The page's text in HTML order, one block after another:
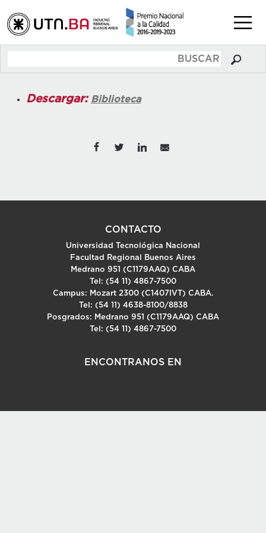
Descargar: Biblioteca
CONTACTO
Universidad Tecnológica Nacional
Facultad Regional Buenos Aires
Medrano 951 (C1179AAQ) CABA
Tel: (54 11) 4867-7500
Campus: Mozart 2300 (C1407IVT) CABA.
Tel: (54 11) 4638-8100/8838
Posgrados: Medrano 951 (C1179AAQ) CABA
Tel: (54 11) 4867-7500
ENCONTRANOS EN